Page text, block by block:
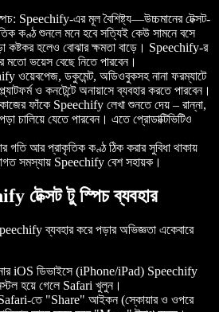
Speechify-এর মূল বৈশিষ্ট্য—উচ্চমানের টেক্সট-
কণ্ঠ শুনলে মনে হবে সত্যিই কেউ সামনে বসে
কষ্টকর হলেও বোঝার ক্ষমতা বাড়ে। Speechify-র
মতো ভয়েস বেছে নিতে পারবেন।
ওয়েবপেজ, ডকুমেন্ট, অডিওবুকসহ নানা ফরম্যাটে
ও কনটেন্টে অনায়াসে ব্যবহার করতে পারবেন।
ফাঁকে Speechify লেখা শুনতে দেয় – রান্না,
চালিয়ে যেতে পারবেন। এতে প্রোডাক্টিভিটিও
গতি আর প্রাকৃতিক কণ্ঠ ঠিক করার সুবিধা থাকায়
সমস্যায় Speechify বেশ সহায়ক।
টেক্সট টু স্পিচ ব্যবহার
ব্যবহার করে পড়ার অভিজ্ঞতা একেবারে
iOS ডিভাইসে (iPhone/iPad) Speechify
হয়ে গেলে Safari খুলুন।
তে "Share" আইকন (স্কোয়ার ও ওপরে